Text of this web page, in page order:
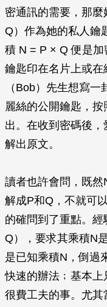
密通訊的需要，那
Q）作為她的私人鑰
積 N = P × Q 便是
鑰匙印在名片上或
（Bob）先生想寫
麗絲的公開鑰匙，
出。在收到密碼後，
解出原文。
讀者也許會問，既
解成P和Q，不就可
的確問到了重點。
Q），要求其乘積N
是已知乘積N，倒過
快速的辦法﹔基本
很費工夫的事。尤